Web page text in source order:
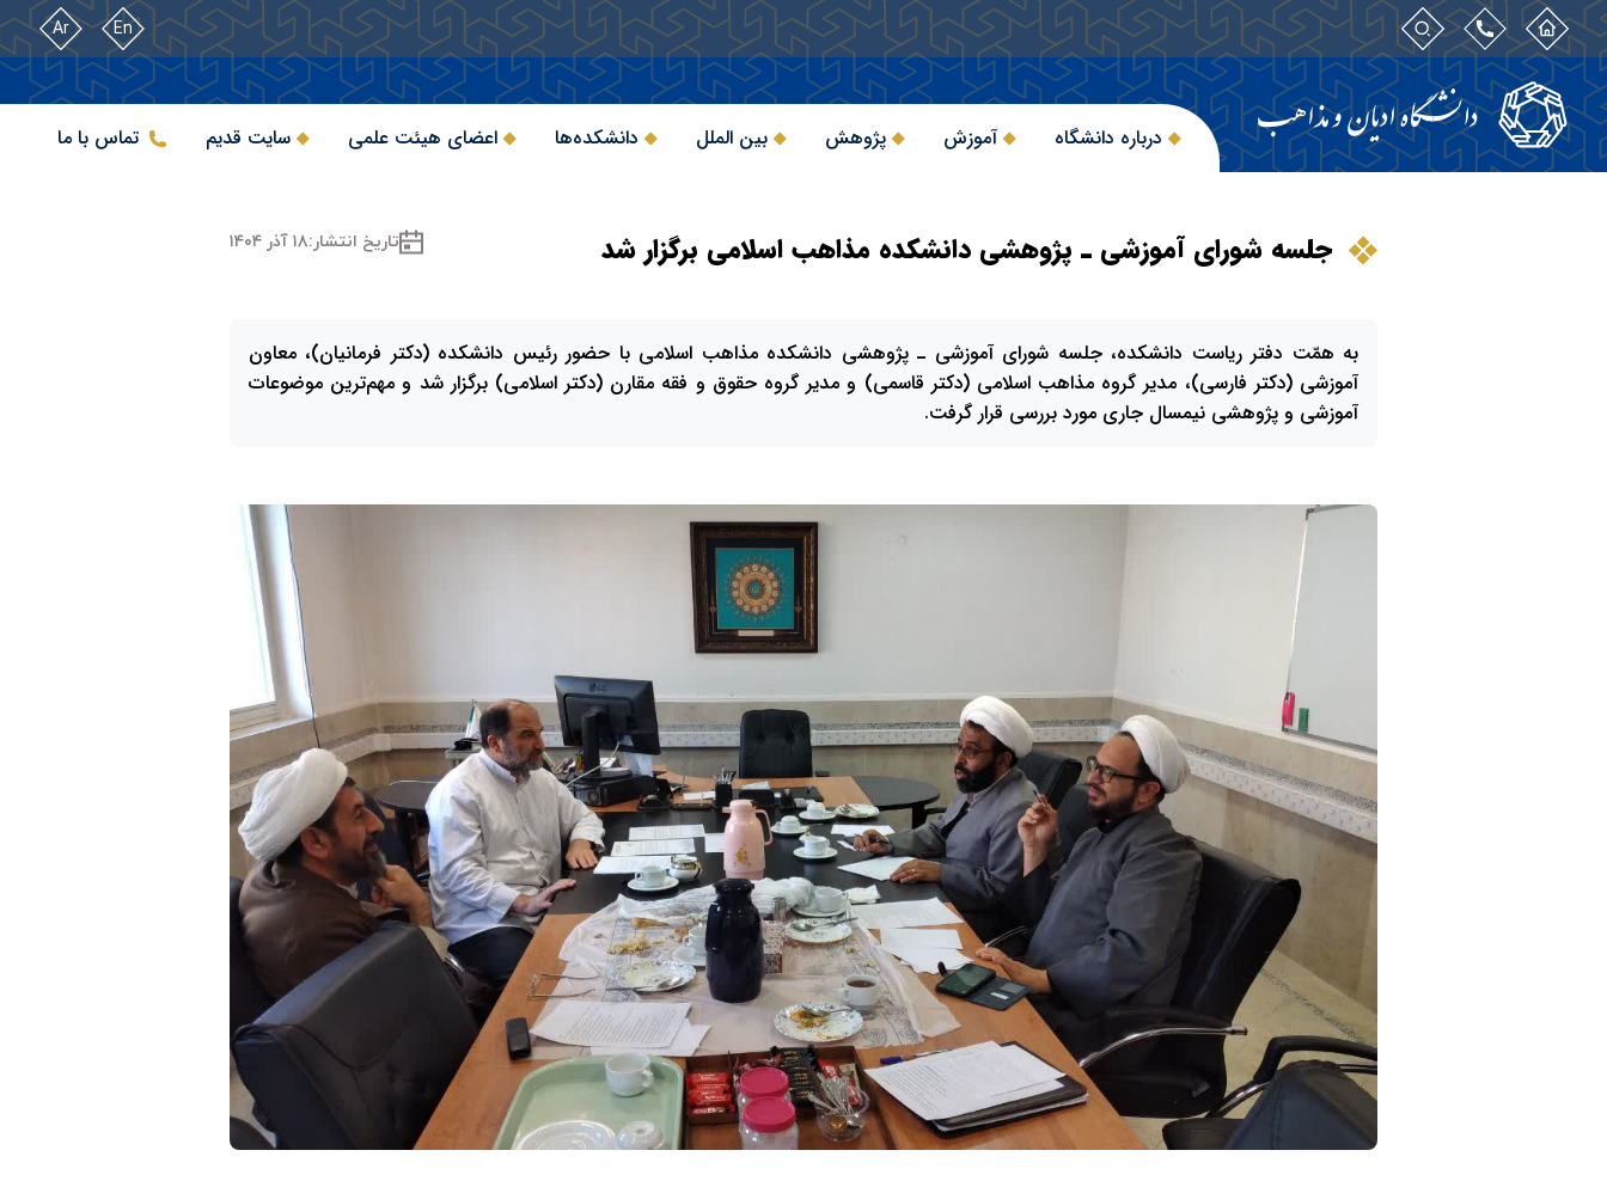
En
Ar
درباره دانشگاه آموزش پژوهش بین الملل دانشکده‌ها اعضای هیئت علمی سایت قدیم تماس با ما
جلسه شورای آموزشی ـ پژوهشی دانشکده مذاهب اسلامی برگزار شد تاریخ انتشار:۱۸ آذر ۱۴۰۴
به همّت دفتر ریاست دانشکده، جلسه شورای آموزشی ـ پژوهشی دانشکده مذاهب اسلامی با حضور رئیس دانشکده (دکتر فرمانیان)، معاون
آموزشی (دکتر فارسی)، مدیر گروه مذاهب اسلامی (دکتر قاسمی) و مدیر گروه حقوق و فقه مقارن (دکتر اسلامی) برگزار شد و مهم‌ترین موضوعات
آموزشی و پژوهشی نیمسال جاری مورد بررسی قرار گرفت.